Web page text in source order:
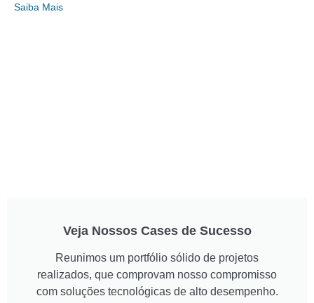
Saiba Mais
Veja Nossos Cases de Sucesso
Reunimos um portfólio sólido de projetos
realizados, que comprovam nosso compromisso
com soluções tecnológicas de alto desempenho.